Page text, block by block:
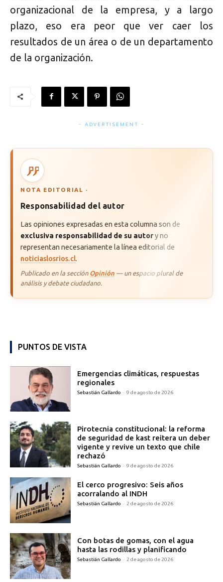
organizacional de la empresa, y a largo
plazo, eso era peor que ver caer los
resultados de un área o de un departamento
de la organización.
- ADVERTISEMENT -
NOTA EDITORIAL ·
Responsabilidad del autor
Las opiniones expresadas en esta columna son de
exclusiva responsabilidad de su autory no
representan necesariamente la línea editorial de
noticiaslosrios.cl.
Publicado en la sección Opinión — un espacio plural de
análisis y debate ciudadano.
PUNTOS DE VISTA
Emergencias climáticas, respuestas
regionales
Sebastián Gallardo - 9 de agosto de 2026
Pirotecnia constitucional: la reforma
de seguridad de kast reitera un deber
vigente y revive un texto que chile
rechazó
Sebastián Gallardo - 9 de agosto de 2026
El cerco progresivo: Seis años
acorralando al INDH
Sebastián Gallardo - 2 de agosto de 2026
Con botas de gomas, con el agua
hasta las rodillas y planificando
Sebastián Gallardo - 2 de agosto de 2026